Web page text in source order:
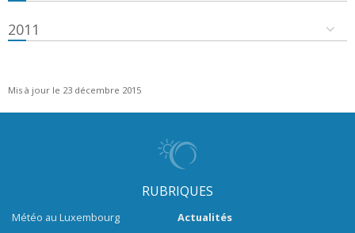
2011
Mis à jour le 23 décembre 2015
RUBRIQUES
Météo au Luxembourg
Actualités